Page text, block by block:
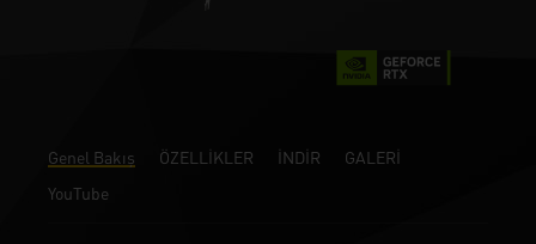
Genel Bakış ÖZELLİKLER İNDİR
GALERİ
YouTube